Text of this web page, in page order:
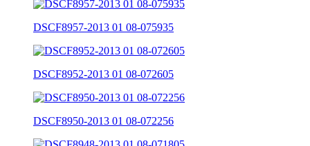
DSCF8957-2013 01 08-075935
DSCF8952-2013 01 08-072605
DSCF8950-2013 01 08-072256